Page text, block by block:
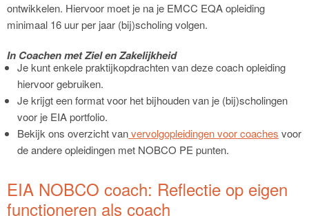
ontwikkelen. Hiervoor moet je na je EMCC EQA opleiding
minimaal 16 uur per jaar (bij)scholing volgen.
In Coachen met Ziel en Zakelijkheid
Je kunt enkele praktijkopdrachten van deze coach opleiding
hiervoor gebruiken.
Je krijgt een format voor het bijhouden van je (bij)scholingen
voor je EIA portfolio.
Bekijk ons overzicht vanvervolgopleidingen voor coaches voor
de andere opleidingen met NOBCO PE punten.
EIA NOBCO coach: Reflectie op eigen
functioneren als coach